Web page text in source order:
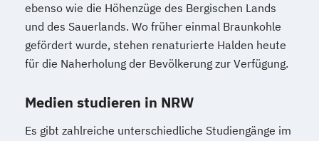
ebenso wie die Höhenzüge des Bergischen Lands
und des Sauerlands. Wo früher einmal Braunkohle
gefördert wurde, stehen renaturierte Halden heute
für die Naherholung der Bevölkerung zur Verfügung.
Medien studieren in NRW
Es gibt zahlreiche unterschiedliche Studiengänge im